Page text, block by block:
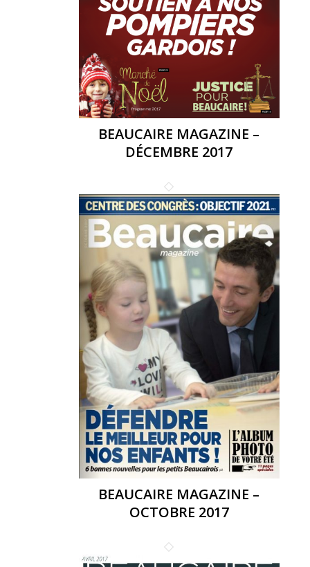
BEAUCAIRE MAGAZINE –
DÉCEMBRE 2017
BEAUCAIRE MAGAZINE –
OCTOBRE 2017